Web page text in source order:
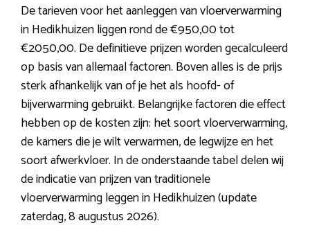
De tarieven voor het aanleggen van vloerverwarming
in Hedikhuizen liggen rond de €950,00 tot
€2050,00. De definitieve prijzen worden gecalculeerd
op basis van allemaal factoren. Boven alles is de prijs
sterk afhankelijk van of je het als hoofd- of
bijverwarming gebruikt. Belangrijke factoren die effect
hebben op de kosten zijn: het soort vloerverwarming,
de kamers die je wilt verwarmen, de legwijze en het
soort afwerkvloer. In de onderstaande tabel delen wij
de indicatie van prijzen van traditionele
vloerverwarming leggen in Hedikhuizen (update
zaterdag, 8 augustus 2026).